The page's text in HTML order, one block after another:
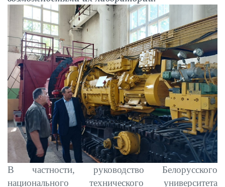
В частности, руководство Белорусского
национального технического университета